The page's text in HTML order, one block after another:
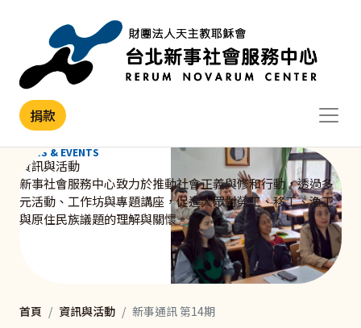
捐款
NEWS & EVENTS
資訊與活動
新事社會服務中心致力於推動社會正義與修和行動，透過多
元活動、工作坊與專題講座，促進大眾對勞工、移工、漁工
與原住民族議題的理解與關懷。
首頁 資訊與活動 新事通訊 第14期